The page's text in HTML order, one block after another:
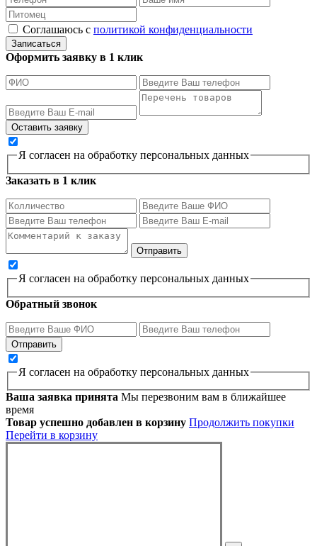
Соглашаюсь с политикой конфиденциальности
Записаться
Оформить заявку в 1 клик
Я согласен на обработку персональных данных
Заказать в 1 клик
Я согласен на обработку персональных данных
Обратный звонок
Я согласен на обработку персональных данных
Ваша заявка принята Мы перезвоним вам в ближайшее
время
Товар успешно добавлен в корзину Продолжить покупки
Перейти в корзину